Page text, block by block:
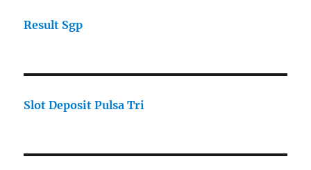
Result Sgp
Slot Deposit Pulsa Tri